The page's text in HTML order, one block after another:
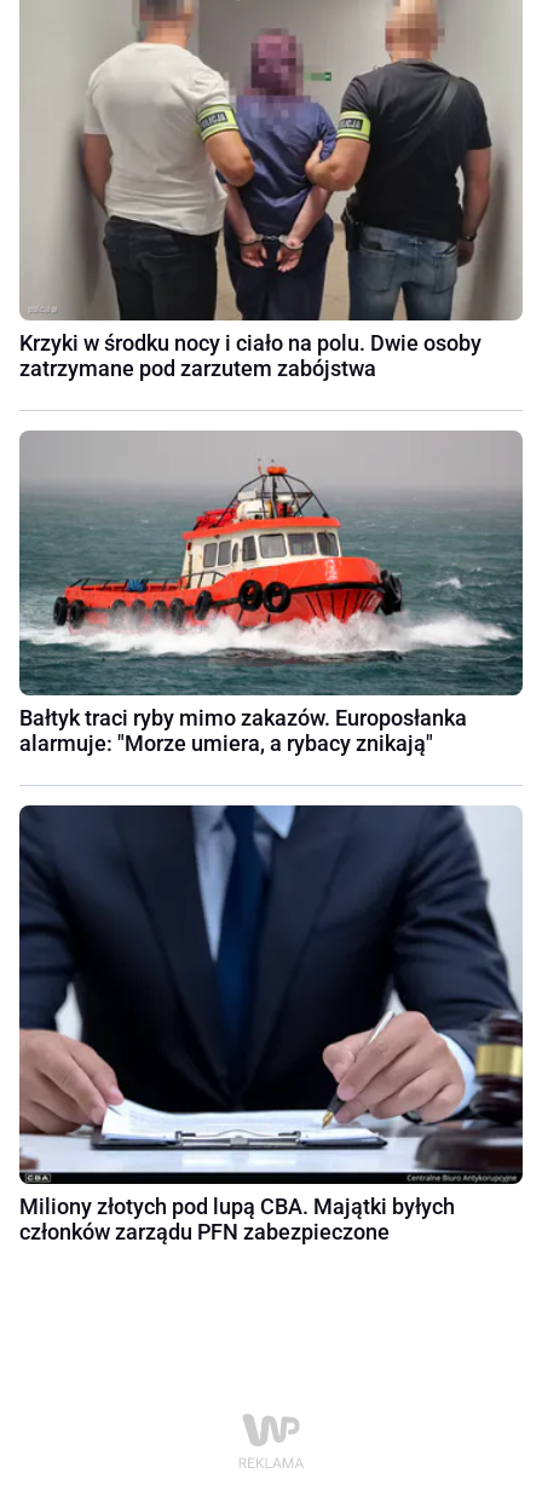
Krzyki w środku nocy i ciało na polu. Dwie osoby
zatrzymane pod zarzutem zabójstwa
Bałtyk traci ryby mimo zakazów. Europosłanka
alarmuje: "Morze umiera, a rybacy znikają"
Miliony złotych pod lupą CBA. Majątki byłych
członków zarządu PFN zabezpieczone